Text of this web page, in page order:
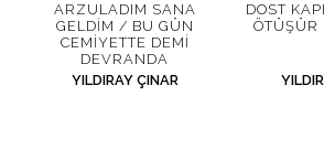
ARZULADIM SANA
GELDIM / BU GÜN
CEMIYETTE DEMI
DEVRANDA
YILDIRAY ÇINAR
DOST
ÖTÜŞÜR